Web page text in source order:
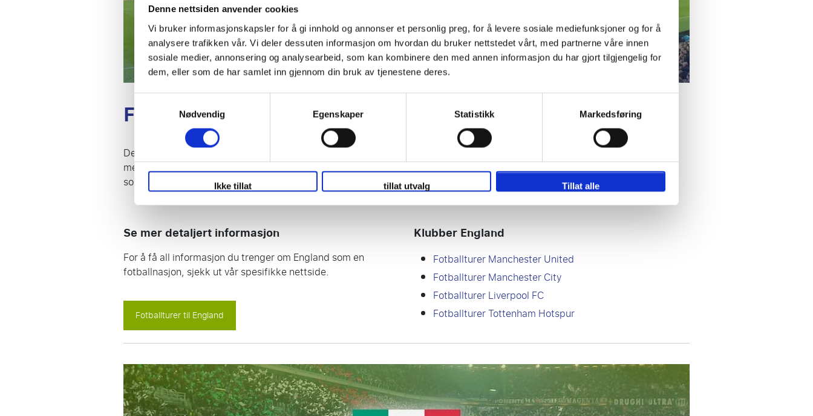
Denne nettsiden anvender cookies
Vi bruker informasjonskapsler for å gi innhold og annonser et personlig preg, for å levere sosiale mediefunksjoner og for å
analysere trafikken vår. Vi deler dessuten informasjon om hvordan du bruker nettstedet vårt, med partnerne våre innen
sosiale medier, annonsering og analysearbeid, som kan kombinere den med annen informasjon du har gjort tilgjengelig for
dem, eller som de har samlet inn gjennom din bruk av tjenestene deres.
Nødvendig
Egenskaper Statistikk Markedsføring
Ikke tillat tillat utvalg Tillat alle
Football trips to England
Det finnes ingen andre land som har mer livlig fotball enn England. Premier League er en av de mest attraktive, hvis ikke den
mest attraktive ligaen i verden. Moderne fotball og mye av kulturen kommer også fra England. Å se fotball live i England er
som en drøm kommer i oppfyllelse for mange mennesker.
Se mer detaljert informasjon
For å få all informasjon du trenger om England som en
fotballnasjon, sjekk ut vår spesifikke nettside.
Fotballturer til England
Klubber England
Fotballturer Manchester United
Fotballturer Manchester City
Fotballturer Liverpool FC
Fotballturer Tottenham Hotspur